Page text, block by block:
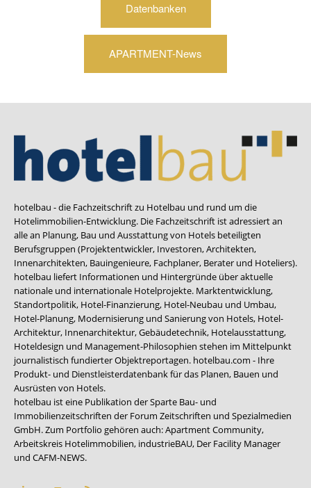
Datenbanken
APARTMENT-News
hotelbau - die Fachzeitschrift zu Hotelbau und rund um die
Hotelimmobilien-Entwicklung. Die Fachzeitschrift ist adressiert an
alle an Planung, Bau und Ausstattung von Hotels beteiligten
Berufsgruppen (Projektentwickler, Investoren, Architekten,
Innenarchitekten, Bauingenieure, Fachplaner, Berater und Hoteliers).
hotelbau liefert Informationen und Hintergründe über aktuelle
nationale und internationale Hotelprojekte. Marktentwicklung,
Standortpolitik, Hotel-Finanzierung, Hotel-Neubau und Umbau,
Hotel-Planung, Modernisierung und Sanierung von Hotels, Hotel-
Architektur, Innenarchitektur, Gebäudetechnik, Hotelausstattung,
Hoteldesign und Management-Philosophien stehen im Mittelpunkt
journalistisch fundierter Objektreportagen. hotelbau.com - Ihre
Produkt- und Dienstleisterdatenbank für das Planen, Bauen und
Ausrüsten von Hotels.
hotelbau ist eine Publikation der Sparte Bau- und
Immobilienzeitschriften der Forum Zeitschriften und Spezialmedien
GmbH. Zum Portfolio gehören auch:Apartment Community,
Arbeitskreis Hotelimmobilien, industrieBAU, Der Facility Manager
und CAFM-NEWS.